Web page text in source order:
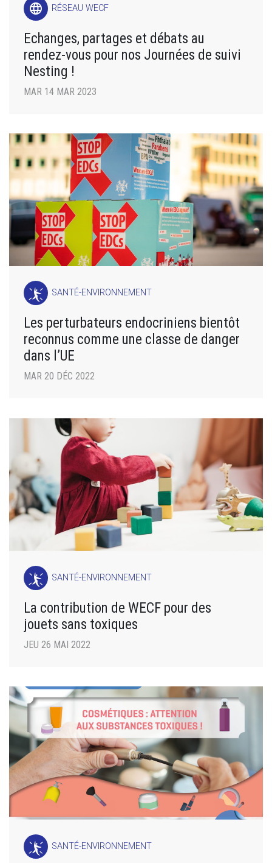
language RÉSEAU WECF
Echanges, partages et débats au
rendez-vous pour nos Journées de suivi
Nesting !
MAR 14 MAR 2023
SANTÉ-ENVIRONNEMENT
Les perturbateurs endocriniens bientôt
reconnus comme une classe de danger
dans l’UE
MAR 20 DÉC 2022
SANTÉ-ENVIRONNEMENT
La contribution de WECF pour des
jouets sans toxiques
JEU 26 MAI 2022
SANTÉ-ENVIRONNEMENT